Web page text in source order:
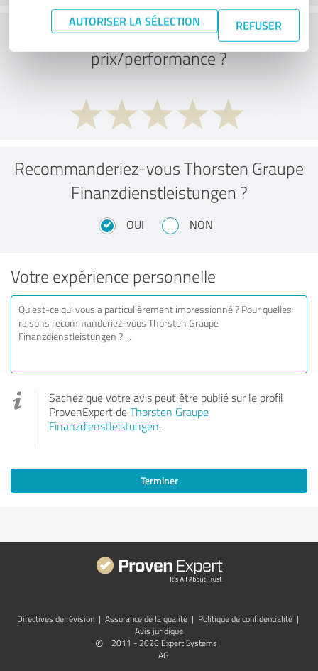
AUTORISER LA SÉLECTION REFUSER
Que pensez-vous du rapport
prix/performance ?
Recommanderiez-vous Thorsten Graupe
Finanzdienstleistungen ?
OUI NON
Votre expérience personnelle
Sachez que votre avis peut être publié sur le profil
ProvenExpert deThorsten Graupe
Finanzdienstleistungen.
Terminer
Directives de révision | Assurance de la qualité | Politique de confidentialité |
Avis juridique
©
2011 - 2026 Expert Systems
AG